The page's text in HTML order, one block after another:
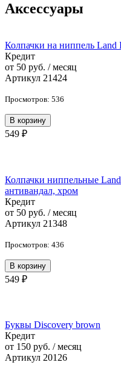
Аксессуары
Колпачки на ниппель Land
Кредит
от 50 руб. / месяц
Артикул 21424
Просмотров: 536
В корзину
549 ₽
Колпачки ниппельные
антивандал, хром
Кредит
от 50 руб. / месяц
Артикул 21348
Просмотров: 436
В корзину
549 ₽
Буквы Discovery brown
Кредит
от 150 руб. / месяц
Артикул 20126